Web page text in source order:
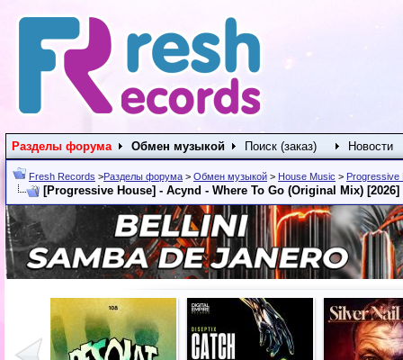
Разделы форума Обмен музыкой Поиск (заказ) Новости
Fresh Records >Разделы форума > Обмен музыкой > House Music > Progressive
[Progressive House] - Acynd - Where To Go (Original Mix) [2026]